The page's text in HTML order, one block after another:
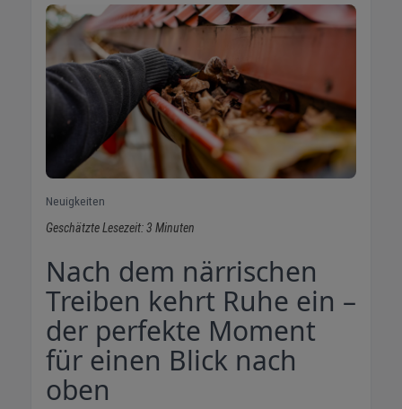
Neuigkeiten
Geschätzte Lesezeit: 3 Minuten
Nach dem närrischen
Treiben kehrt Ruhe ein –
der perfekte Moment
für einen Blick nach
oben